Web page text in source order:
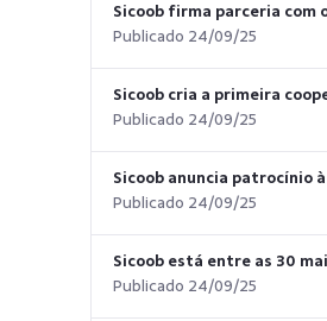
Sicoob firma parceria
Publicado 24/09/25
Sicoob cria a primeira
Publicado 24/09/25
Sicoob anuncia patrocínio
Publicado 24/09/25
Sicoob está entre as 30
Publicado 24/09/25